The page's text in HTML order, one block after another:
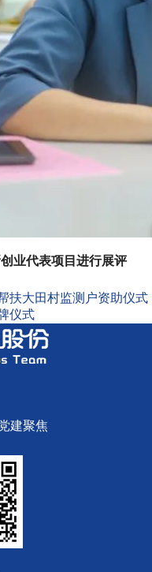
业代表项目进行展评
扶大田村监测户资助仪式
仪式
建聚焦